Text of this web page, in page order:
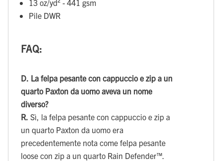
13 oz/yd² - 441 gsm
Pile DWR
FAQ:
D. La felpa pesante con cappuccio e zip a un
quarto Paxton da uomo aveva un nome
diverso?
R. Sì, la felpa pesante con cappuccio e zip a
un quarto Paxton da uomo era
precedentemente nota come felpa pesante
loose con zip a un quarto Rain Defender™.